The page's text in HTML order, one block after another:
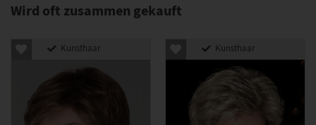
Wird oft zusammen gekauft
Kunsthaar Kunsthaar